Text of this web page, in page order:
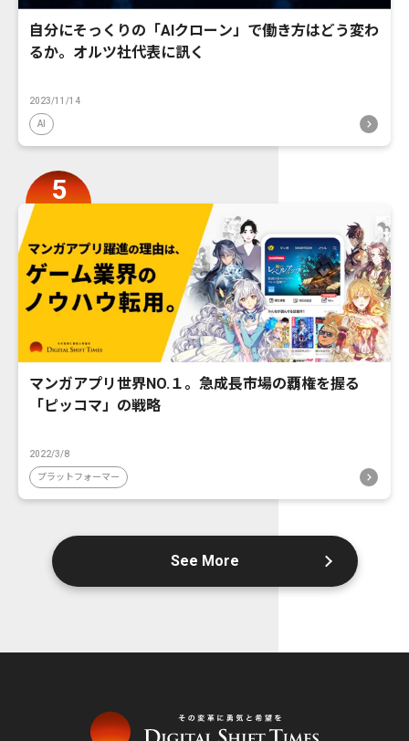
自分にそっくりの「AIクローン」で働き方はどう変わ
るか。オルツ社代表に訊く
2023/11/14
AI
マンガアプリ世界NO.１。急成長市場の覇権を握る
「ピッコマ」の戦略
2022/3/8
プラットフォーマー
See More